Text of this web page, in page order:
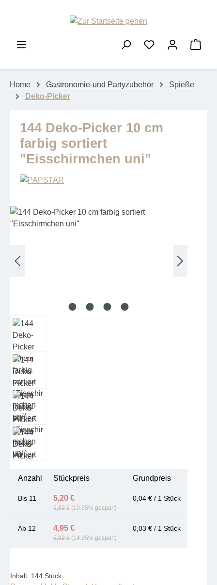
Home Gastronomie-und Partyzubehör
Spieße
Deko-Picker
144 Deko-Picker 10 cm
farbig sortiert
"Eisschirmchen uni"
Bildergalerie überspringen
Anzahl Stückpreis Grundpreis
Bis 11 5,20 €
5,82 € (10.65% gespart)
0,04 € / 1 Stück
Ab 12 4,95 €
5,82 € (14.95% gespart)
0,03 € / 1 Stück
Inhalt: 144 Stück